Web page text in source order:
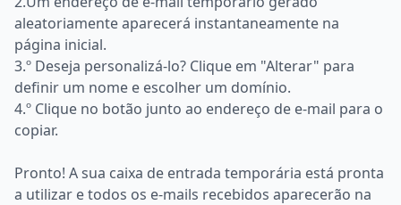
aleatoriamente aparecerá instantaneamente na
página inicial.
3.º Deseja personalizá-lo? Clique em "Alterar" para
definir um nome e escolher um domínio.
4.º Clique no botão junto ao endereço de e-mail para o
copiar.
Pronto! A sua caixa de entrada temporária está pronta
a utilizar e todos os e-mails recebidos aparecerão na